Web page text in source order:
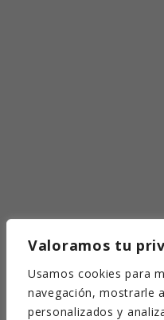
Valoramos tu
Usamos cookies para
navegación, mostrarle
personalizados y